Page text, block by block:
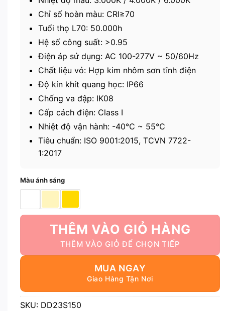
Chỉ số hoàn màu: CRI≥70
Tuổi thọ L70: 50.000h
Hệ số công suất: >0.95
Điện áp sử dụng: AC 100-277V ~ 50/60Hz
Chất liệu vỏ: Hợp kim nhôm sơn tĩnh điện
Độ kín khít quang học: IP66
Chống va đập: IK08
Cấp cách điện: Class I
Nhiệt độ vận hành: -40℃ ~ 55℃
Tiêu chuẩn: ISO 9001:2015, TCVN 7722-
1:2017
Màu ánh sáng
THÊM VÀO GIỎ HÀNG
MUA NGAY
SKU: DD23S150